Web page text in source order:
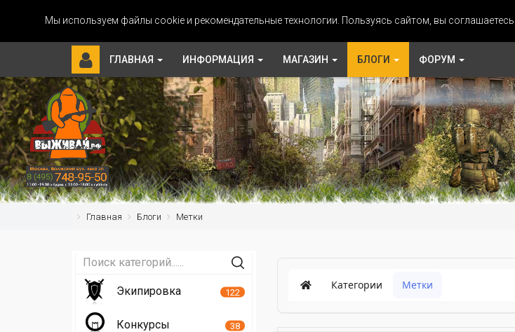
Мы используем файлы cookie и рекомендательные технологии. Пользуясь сайтом, вы
ГЛАВНАЯ ИНФОРМАЦИЯ МАГАЗИН БЛОГИ ФОРУМ
Главная Блоги Метки
Категории Метки
Экипировка 122
Конкурсы 38